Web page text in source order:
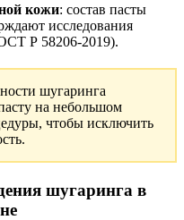
кожи: состав пасты
исследования
Р 58206-2019).
шугаринга
на небольшом
чтобы исключить
шугаринга в